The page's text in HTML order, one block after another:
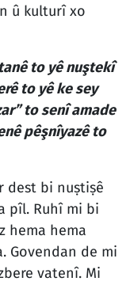
û kulturî xo
to yê nuştekî
to yê ke sey
to senî amade
pêşnîyazê to
dest bi nuṣtiṣê
pîl. Ruhî mi bi
hema hema
Govendan de mi
vatenî. Mi